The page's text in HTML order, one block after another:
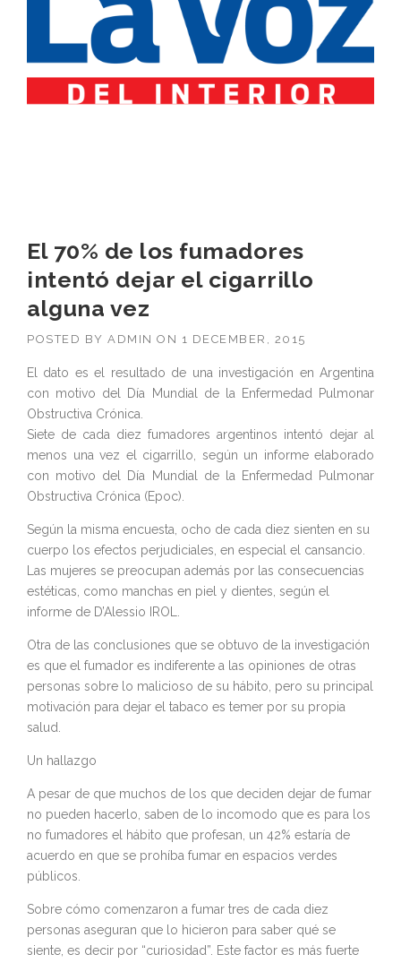
El 70% de los fumadores
intentó dejar el cigarrillo
alguna vez
POSTED BY ADMIN ON 1 DECEMBER, 2015
El dato es el resultado de una investigación en Argentina
con motivo del Día Mundial de la Enfermedad Pulmonar
Obstructiva Crónica.
Siete de cada diez fumadores argentinos intentó dejar al
menos una vez el cigarrillo, según un informe elaborado
con motivo del Día Mundial de la Enfermedad Pulmonar
Obstructiva Crónica (Epoc).
Según la misma encuesta, ocho de cada diez sienten en su
cuerpo los efectos perjudiciales, en especial el cansancio.
Las mujeres se preocupan además por las consecuencias
estéticas, como manchas en piel y dientes, según el
informe de D’Alessio IROL.
Otra de las conclusiones que se obtuvo de la investigación
es que el fumador es indiferente a las opiniones de otras
personas sobre lo malicioso de su hábito, pero su principal
motivación para dejar el tabaco es temer por su propia
salud.
Un hallazgo
A pesar de que muchos de los que deciden dejar de fumar
no pueden hacerlo, saben de lo incomodo que es para los
no fumadores el hábito que profesan, un 42% estaría de
acuerdo en que se prohíba fumar en espacios verdes
públicos.
Sobre cómo comenzaron a fumar tres de cada diez
personas aseguran que lo hicieron para saber qué se
siente, es decir por “curiosidad”. Este factor es más fuerte